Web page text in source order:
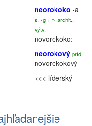
neorokoko -a
s. ‹g + f› archit.,
výtv.
novorokoko;
neorokový príd.
novorokokový
<<< líderský